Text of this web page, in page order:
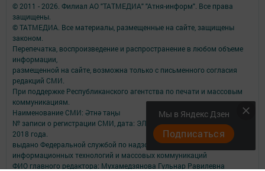
Мы в Яндекс Дзен
Подписаться
© 2011 - 2026. Филиал АО "ТАТМЕДИА" "Атня-информ". Все права
защищены.
© ТАТМЕДИА. Все материалы, размещенные на сайте, защищены
законом.
Перепечатка, воспроизведение и распространение в любом объеме
информации,
размещенной на сайте, возможна только с письменного согласия
редакций СМИ.
При поддержке Республиканского агентства по печати и массовым
коммуникациям.
Наименование СМИ: Әтнә таңы
№ записи о регистрации СМИ, дата: ЭЛ № ФС 77-73818 от 12 октября
2018 года.
выдано Федеральной службой по надзору в сфере связи,
информационных технологий и массовых коммуникаций
ФИО главного редактора: Мухамедзянова Гульнар Равилевна